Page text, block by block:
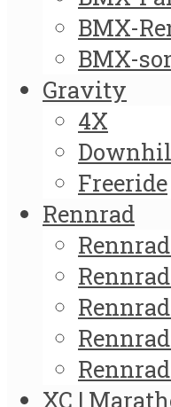
BMX-
BMX-
Gravity
4X
Freeride
Rennrad
XC |